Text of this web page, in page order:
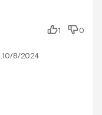
1 0
10/8/2024